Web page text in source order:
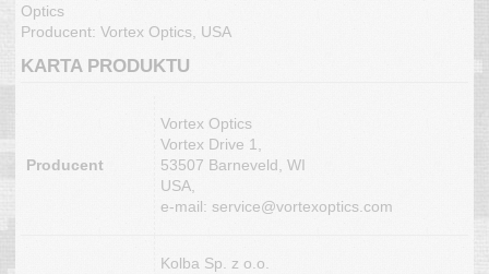
Optics
Producent: Vortex Optics, USA
KARTA PRODUKTU
Producent
Vortex Optics
Vortex Drive 1,
53507 Barneveld, WI
USA,
e-mail: service@vortexoptics.com
Kolba Sp. z o.o.